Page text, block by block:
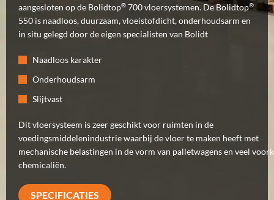
aangesloten op de Bolidtop® 700 vloersystemen. De Bolidtop®
550 is naadloos, duurzaam, vloeistofdicht, onderhoudsarm en
in situ gelegd door de eigen specialisten van Bolidt
Naadloos karakter
Onderhoudsarm
Slijtvast
Dit vloersysteem is zeer geschikt voor ruimten in de
voedingsmiddelenindustrie waarbij de vloer te maken heeft met
mechanische belastingen in de vorm van palletwagens en veel
chemicaliën.
SPECIFICATIES